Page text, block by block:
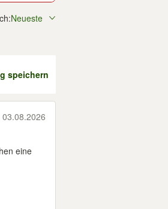
Neueste
speichern
03.08.2026
eine